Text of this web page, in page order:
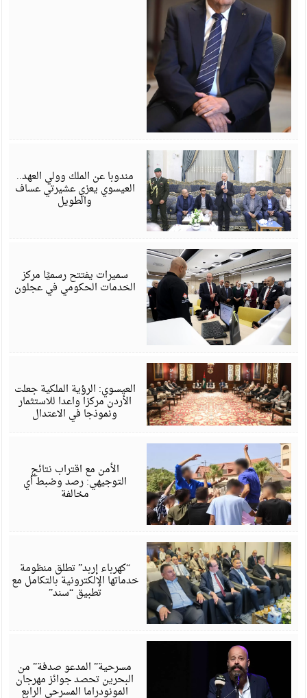
مندوبا عن الملك وولي العهد..
العيسوي يعزي عشيرتي عساف
والطويل
سميرات يفتتح رسميًا مركز
الخدمات الحكومي في عجلون
العيسوي: الرؤية الملكية جعلت
الأردن مركزا واعدا للاستثمار
ونموذجا في الاعتدال
الأمن مع اقتراب نتائج
التوجيهي: رصد وضبط أي
مخالفة
“كهرباء إربد” تطلق منظومة
خدماتها الإلكترونية بالتكامل مع
تطبيق “سند”
مسرحية” المدعو صدفة” من
البحرين تحصد جوائز مهرجان
المونودراما المسرحي الرابع